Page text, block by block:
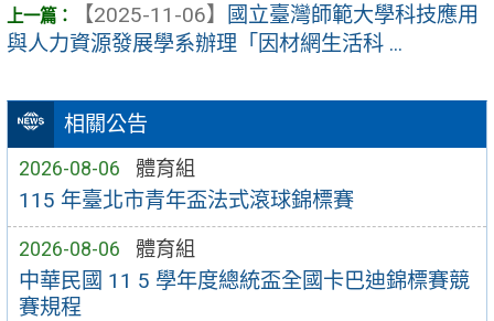
相關公告
2026-08-06 體育組
115 年臺北市青年盃法式滾球錦標賽
2026-08-06 體育組
中華民國 11 5 學年度總統盃全國卡巴迪錦標賽競
賽規程
【2025-11-06】
國立臺灣師範大學科技應用
與人力資源發展學系辦理「因材網生活科 ...